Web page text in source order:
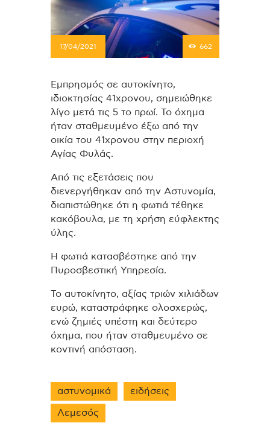
17/04/2021 662
Εμπρησμός σε αυτοκίνητο,
ιδιοκτησίας 41χρονου, σημειώθηκε
λίγο μετά τις 5 το πρωί. Το όχημα
ήταν σταθμευμένο έξω από την
οικία του 41χρονου στην περιοχή
Αγίας Φυλάς.
Από τις εξετάσεις που
διενεργήθηκαν από την Αστυνομία,
διαπιστώθηκε ότι η φωτιά τέθηκε
κακόβουλα, με τη χρήση εύφλεκτης
ύλης.
Η φωτιά κατασβέστηκε από την
Πυροσβεστική Υπηρεσία.
Το αυτοκίνητο, αξίας τριών χιλιάδων
ευρώ, καταστράφηκε ολοσχερώς,
ενώ ζημιές υπέστη και δεύτερο
όχημα, που ήταν σταθμευμένο σε
κοντινή απόσταση.
αστυνομικά ειδήσεις
Λεμεσός